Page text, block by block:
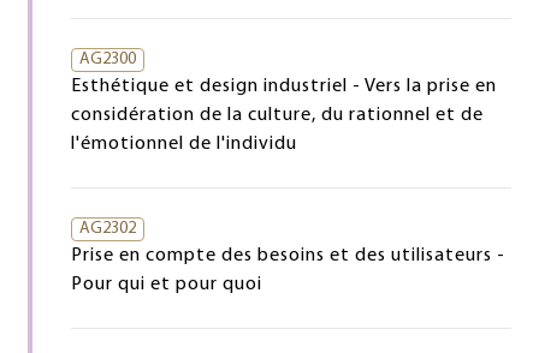
AG2300
Esthétique et design industriel - Vers la prise en
considération de la culture, du rationnel et de
l'émotionnel de l'individu
AG2302
Prise en compte des besoins et des utilisateurs -
Pour qui et pour quoi